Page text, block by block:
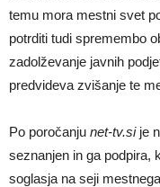
temu mora mestni svet
potrditi tudi spremembo
zadolževanje javnih
predvideva zvišanje te
Po poročanju net-tv.sije
seznanjen in ga podpira,
soglasja na seji